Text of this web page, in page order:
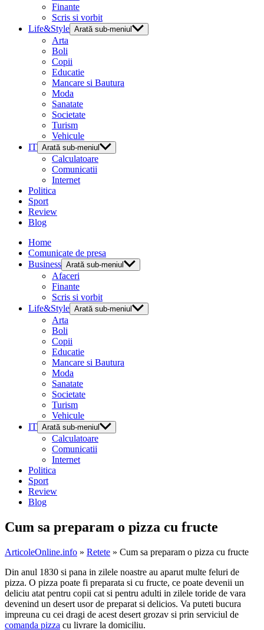
Finante
Scris si vorbit
Life&Style Arată sub-meniul
Arta
Boli
Copii
Educatie
Mancare si Bautura
Moda
Sanatate
Societate
Turism
Vehicule
IT Arată sub-meniul
Calculatoare
Comunicatii
Internet
Politica
Sport
Review
Blog
Home
Comunicate de presa
Business Arată sub-meniul
Afaceri
Finante
Scris si vorbit
Life&Style Arată sub-meniul
Arta
Boli
Copii
Educatie
Mancare si Bautura
Moda
Sanatate
Societate
Turism
Vehicule
IT Arată sub-meniul
Calculatoare
Comunicatii
Internet
Politica
Sport
Review
Blog
Cum sa preparam o pizza cu fructe
ArticoleOnline.info » Retete » Cum sa preparam o pizza cu fructe
Din anul 1830 si pana in zilele noastre au aparut multe feluri de
pizza. O pizza poate fi preparata si cu fructe, ce poate devenii un
deliciu atat pentru copii cat si pentru adulti in zilele toride de vara
devenind un desert usor de preparat si delicios. Va puteti bucura
impreuna cu cei dragi de acest desert grozav si prin serviciul de
comanda pizza cu livrare la domiciliu.